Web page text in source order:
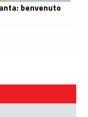
benvenuto